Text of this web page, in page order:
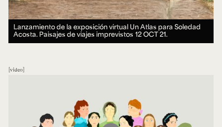
Lanzamiento de la exposición virtual Un Atlas para Soledad
Acosta. Paisajes de viajes imprevistos 12 OCT 21.
video